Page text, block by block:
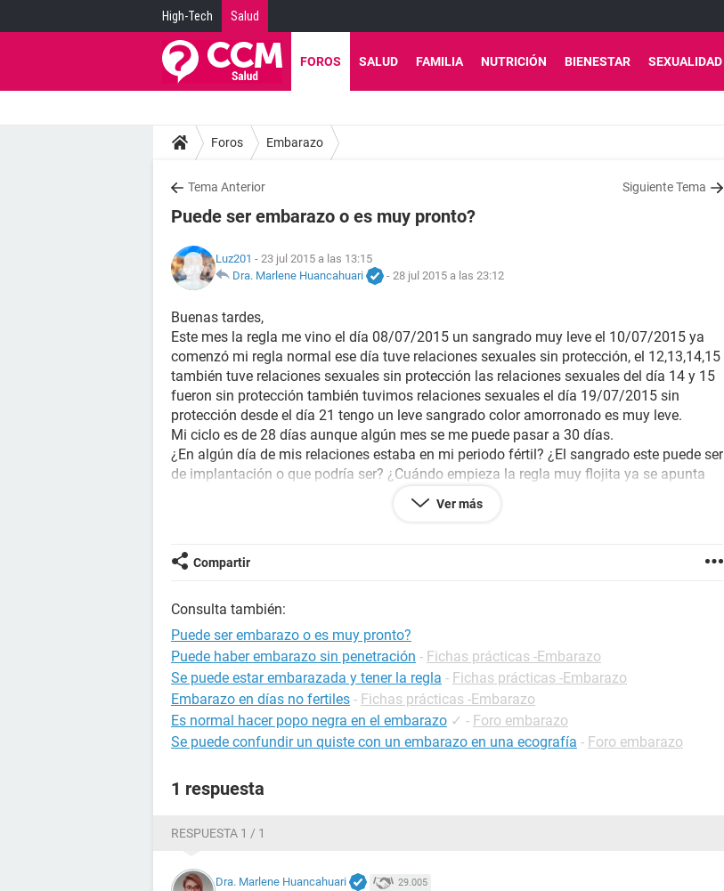
High-Tech Salud
FOROS SALUD FAMILIA NUTRICIÓN BIENESTAR SEXUALIDAD
Foros Embarazo
Tema Anterior Siguiente Tema
Puede ser embarazo o es muy pronto?
Luz201 - 23 jul 2015 a las 13:15
Dra. Marlene Huancahuari
- 28 jul 2015 a las 23:12
Buenas tardes,
Este mes la regla me vino el día 08/07/2015 un sangrado muy leve el 10/07/2015 ya
comenzó mi regla normal ese día tuve relaciones sexuales sin protección, el 12,13,14,15
también tuve relaciones sexuales sin protección las relaciones sexuales del día 14 y 15
fueron sin protección también tuvimos relaciones sexuales el día 19/07/2015 sin
protección desde el día 21 tengo un leve sangrado color amorronado es muy leve.
Mi ciclo es de 28 días aunque algún mes se me puede pasar a 30 días.
¿En algún día de mis relaciones estaba en mi periodo fértil? ¿El sangrado este puede ser
de implantación o que podría ser? ¿Cuándo empieza la regla muy flojita ya se apunta
Ver más
Compartir
Consulta también:
Puede ser embarazo o es muy pronto?
Puede haber embarazo sin penetración - Fichas prácticas -Embarazo
Se puede estar embarazada y tener la regla - Fichas prácticas -Embarazo
Embarazo en días no fertiles - Fichas prácticas -Embarazo
Es normal hacer popo negra en el embarazo ✓ - Foro embarazo
Se puede confundir un quiste con un embarazo en una ecografía - Foro embarazo
1 respuesta
RESPUESTA 1 / 1
Dra. Marlene Huancahuari 29.005